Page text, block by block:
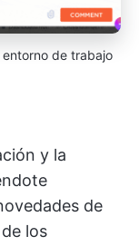
de trabajo
y la
de
los